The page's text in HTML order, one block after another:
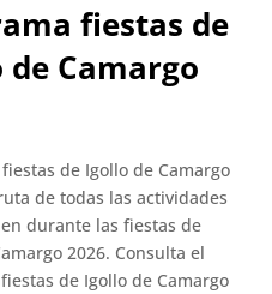
fiestas de
de Camargo
de Igollo de Camargo
de todas las actividades
durante las fiestas de
2026. Consulta el
de Igollo de Camargo